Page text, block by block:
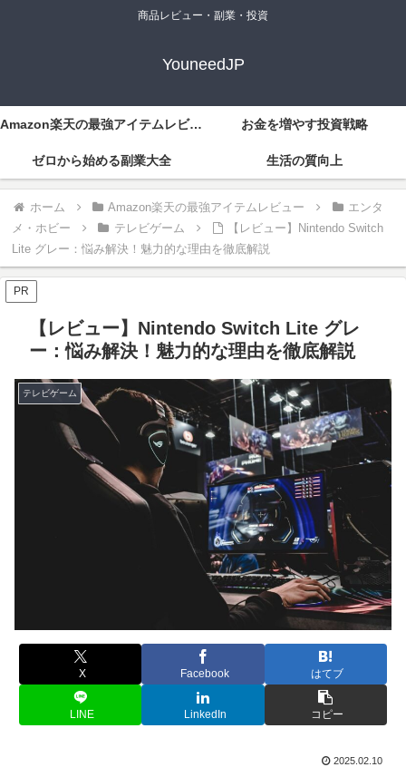
商品レビュー・副業・投資
YouneedJP
Amazon楽天の最強アイテムレビュー お金を増やす投資戦略
ゼロから始める副業大全 生活の質向上
ホーム Amazon楽天の最強アイテムレビュー
エンタ
メ・ホビー
テレビゲーム
【レビュー】Nintendo Switch
Lite グレー：悩み解決！魅力的な理由を徹底解説
PR
【レビュー】Nintendo Switch Lite グレ
ー：悩み解決！魅力的な理由を徹底解説
テレビゲーム
X Facebook はてブ
LINE LinkedIn コピー
2025.02.10